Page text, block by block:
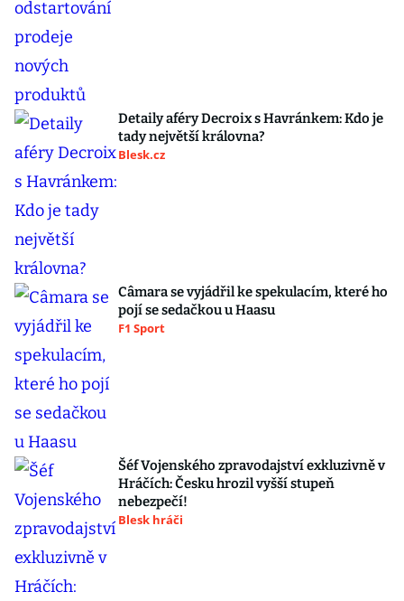
Detaily aféry Decroix s Havránkem: Kdo je
tady největší královna?
Blesk.cz
Câmara se vyjádřil ke spekulacím, které ho
pojí se sedačkou u Haasu
F1 Sport
Šéf Vojenského zpravodajství exkluzivně v
Hráčích: Česku hrozil vyšší stupeň
nebezpečí!
Blesk hráči